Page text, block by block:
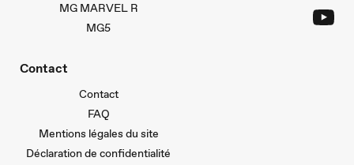
MG MARVEL R
MG5
Contact
Contact
FAQ
Mentions légales du site
Déclaration de confidentialité